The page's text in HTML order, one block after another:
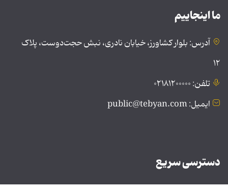
ما اینجاییم
آدرس: بلوار کشاورز، خیابان نادری، نبش حجت‌دوست، پلاک
۱۲
تلفن: ۰۲۱۸۱۲۰۰۰۰۰
ایمیل: public@tebyan.com
دسترسی سریع